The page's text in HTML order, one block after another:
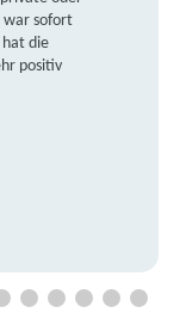
war sofort
die
positiv